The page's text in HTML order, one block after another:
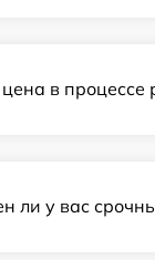
в процессе
ли у вас